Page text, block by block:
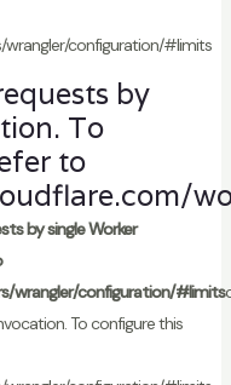
wrangler/configuration/#limits
by
To
to
by single Worker
wrangler/configuration/#limits
To configure this